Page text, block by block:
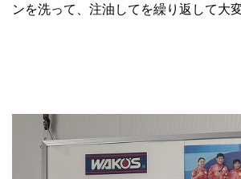
ンを洗って、注油してを繰り返して大